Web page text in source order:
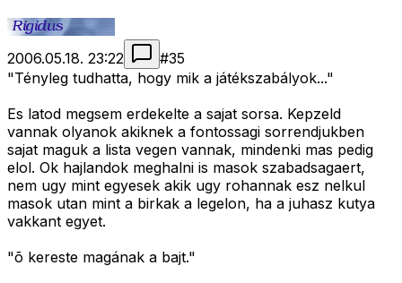
2006.05.18. 23:22 #35
"Tényleg tudhatta, hogy mik a játékszabályok..."
Es latod megsem erdekelte a sajat sorsa. Kepzeld
vannak olyanok akiknek a fontossagi sorrendjukben
sajat maguk a lista vegen vannak, mindenki mas pedig
elol. Ok hajlandok meghalni is masok szabadsagaert,
nem ugy mint egyesek akik ugy rohannak esz nelkul
masok utan mint a birkak a legelon, ha a juhasz kutya
vakkant egyet.
"õ kereste magának a bajt."